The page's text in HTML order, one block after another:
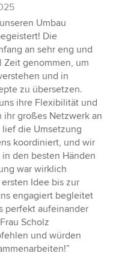
Umbau
Die
an sehr eng und
Zeit genommen, um
und in
zu übersetzen.
ihre Flexibilität und
ihr großes Netzwerk an
die Umsetzung
koordiniert, und wir
den besten Händen
war wirklich
Idee bis zur
engagiert begleitet
perfekt aufeinander
Scholz
und würden